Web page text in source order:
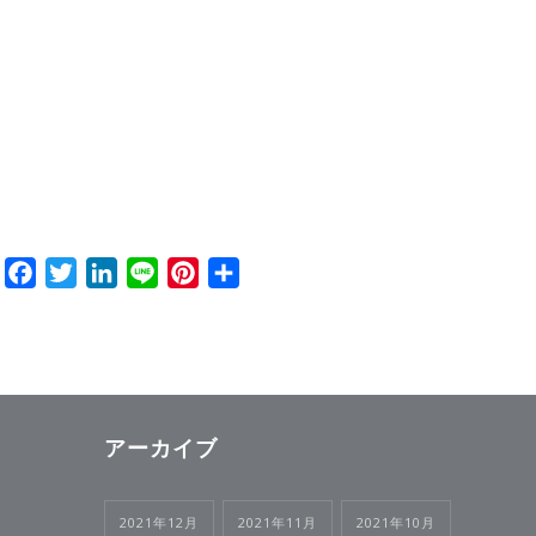
FacebookTwitterLinkedIn
Line Pinterest
アーカイブ
2021年12月 2021年11月 2021年10月